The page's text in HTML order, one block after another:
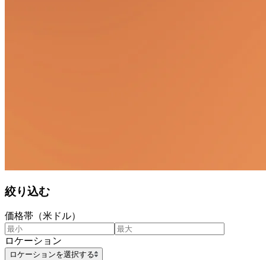
絞り込む
価格帯（米ドル）
ロケーション
ロケーションを選択する